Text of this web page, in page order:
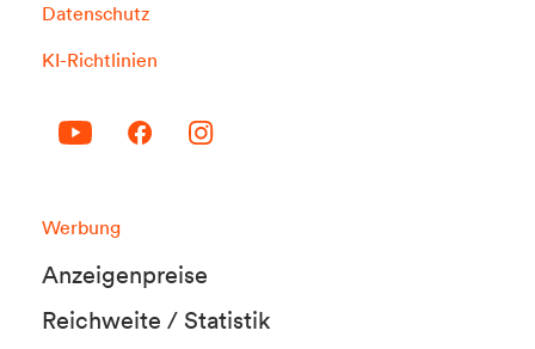
Datenschutz
KI-Richtlinien
Werbung
Anzeigenpreise
Reichweite / Statistik